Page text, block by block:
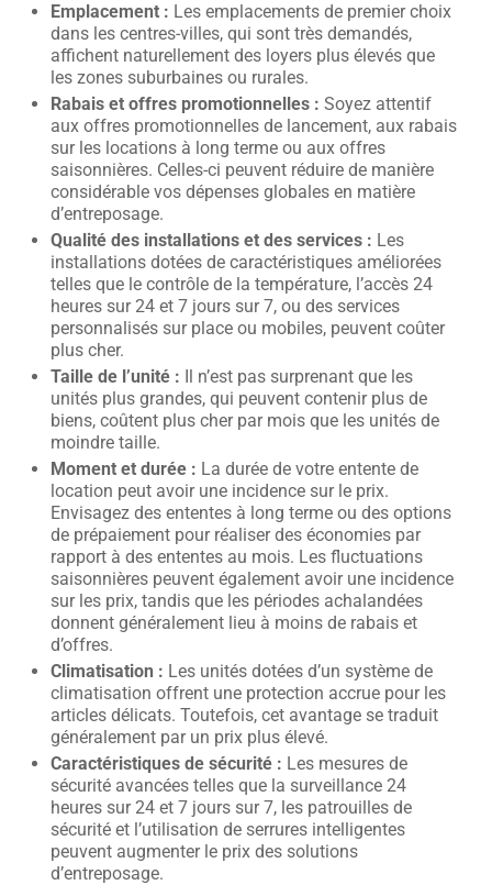
Emplacement : Les emplacements de premier choix
dans les centres-villes, qui sont très demandés,
affichent naturellement des loyers plus élevés que
les zones suburbaines ou rurales.
Rabais et offres promotionnelles : Soyez attentif
aux offres promotionnelles de lancement, aux rabais
sur les locations à long terme ou aux offres
saisonnières. Celles-ci peuvent réduire de manière
considérable vos dépenses globales en matière
d’entreposage.
Qualité des installations et des services : Les
installations dotées de caractéristiques améliorées
telles que le contrôle de la température, l’accès 24
heures sur 24 et 7 jours sur 7, ou des services
personnalisés sur place ou mobiles, peuvent coûter
plus cher.
Taille de l’unité : Il n’est pas surprenant que les
unités plus grandes, qui peuvent contenir plus de
biens, coûtent plus cher par mois que les unités de
moindre taille.
Moment et durée : La durée de votre entente de
location peut avoir une incidence sur le prix.
Envisagez des ententes à long terme ou des options
de prépaiement pour réaliser des économies par
rapport à des ententes au mois. Les fluctuations
saisonnières peuvent également avoir une incidence
sur les prix, tandis que les périodes achalandées
donnent généralement lieu à moins de rabais et
d’offres.
Climatisation : Les unités dotées d’un système de
climatisation offrent une protection accrue pour les
articles délicats. Toutefois, cet avantage se traduit
généralement par un prix plus élevé.
Caractéristiques de sécurité : Les mesures de
sécurité avancées telles que la surveillance 24
heures sur 24 et 7 jours sur 7, les patrouilles de
sécurité et l’utilisation de serrures intelligentes
peuvent augmenter le prix des solutions
d’entreposage.